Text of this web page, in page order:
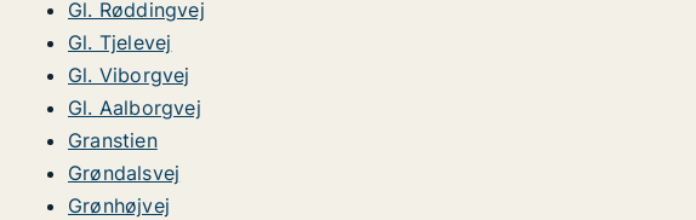
Gl. Røddingvej
Gl. Tjelevej
Gl. Viborgvej
Gl. Aalborgvej
Granstien
Grøndalsvej
Grønhøjvej